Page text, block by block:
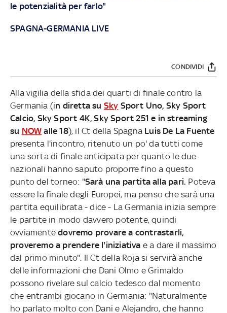
le potenzialità per farlo"
SPAGNA-GERMANIA LIVE
CONDIVIDI
Alla vigilia della sfida dei quarti di finale contro la
Germania (in diretta su Sky Sport Uno, Sky Sport
Calcio, Sky Sport 4K, Sky Sport 251 e in streaming
su NOW alle 18), il Ct della Spagna Luis De La Fuente
presenta l'incontro, ritenuto un po' da tutti come
una sorta di finale anticipata per quanto le due
nazionali hanno saputo proporre fino a questo
punto del torneo: "Sarà una partita alla pari. Poteva
essere la finale degli Europei, ma penso che sarà una
partita equilibrata - dice - La Germania inizia sempre
le partite in modo davvero potente, quindi
ovviamentedovremo provare a contrastarli,
proveremo a prendere l'iniziativa e a dare il massimo
dal primo minuto". Il Ct della Roja si servirà anche
delle informazioni che Dani Olmo e Grimaldo
possono rivelare sul calcio tedesco dal momento
che entrambi giocano in Germania: "Naturalmente
ho parlato molto con Dani e Alejandro, che hanno